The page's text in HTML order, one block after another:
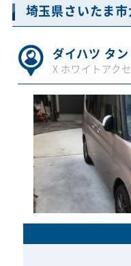
埼玉県さいたま
ダイハツ タン
X ホワイトアク